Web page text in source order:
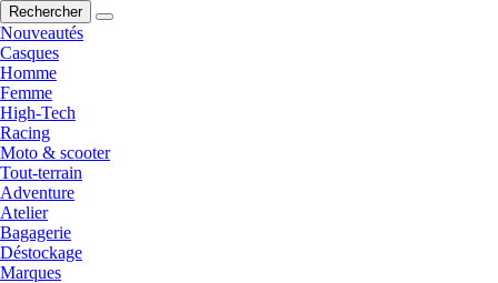
Rechercher
Nouveautés
Casques
Homme
Femme
High-Tech
Racing
Moto & scooter
Tout-terrain
Adventure
Atelier
Bagagerie
Déstockage
Marques